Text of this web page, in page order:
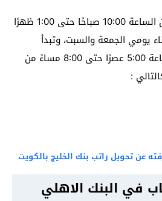
ايضا هناك فروع تعمل من الساعة 10:00 صباحًا حتى 1:00 ظهرًا
يومي الجمعة والسبت، وتبدأ
دوامها المسائي من الساعة 5:00 عصرًا حتى 8:00 مساءً من
:
عن تحويل راتب بنك الخليج بالكويت
في البنك الاهلي